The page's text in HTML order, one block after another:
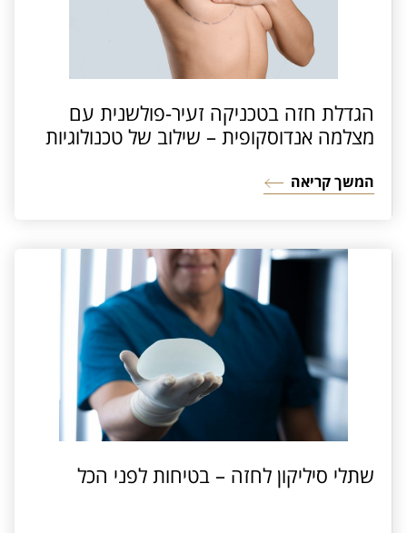
הגדלת חזה בטכניקה זעיר-פולשנית עם
מצלמה אנדוסקופית – שילוב של טכנולוגיות
המשך קריאה
שתלי סיליקון לחזה – בטיחות לפני הכל